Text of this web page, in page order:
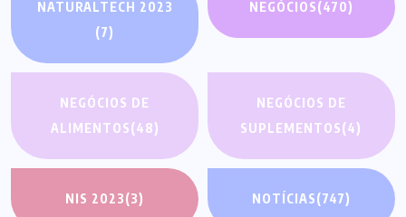
NATURALTECH 2023
(7)
NEGÓCIOS(470)
NEGÓCIOS DE
ALIMENTOS(48)
NEGÓCIOS DE
SUPLEMENTOS(4)
NIS 2023(3) NOTÍCIAS(747)